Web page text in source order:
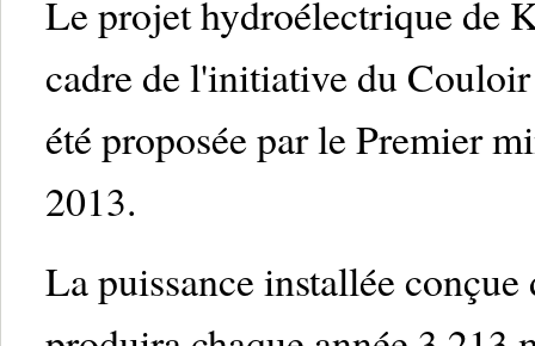
Le projet hydroélectrique de
cadre de l'initiative du
été proposée par le Premier
2013.
La puissance installée